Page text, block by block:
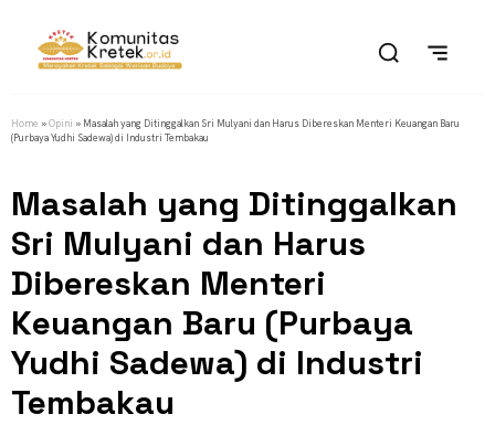
Home »Opini » Masalah yang Ditinggalkan Sri Mulyani dan Harus Dibereskan Menteri Keuangan Baru
(Purbaya Yudhi Sadewa) di Industri Tembakau
Masalah yang Ditinggalkan
Sri Mulyani dan Harus
Dibereskan Menteri
Keuangan Baru (Purbaya
Yudhi Sadewa) di Industri
Tembakau